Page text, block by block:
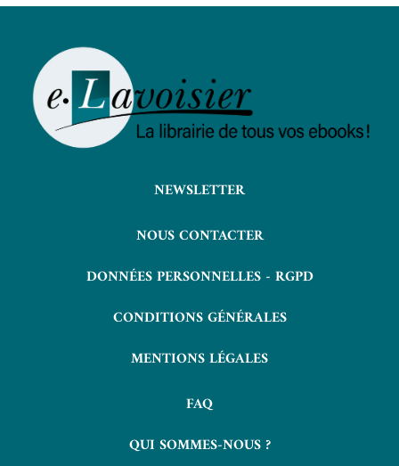
NEWSLETTER
NOUS CONTACTER
DONNÉES PERSONNELLES - RGPD
CONDITIONS GÉNÉRALES
MENTIONS LÉGALES
FAQ
QUI SOMMES-NOUS ?